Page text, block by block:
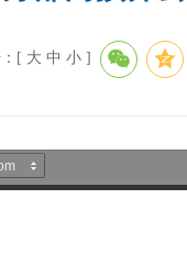
[ 大 中 小 ]